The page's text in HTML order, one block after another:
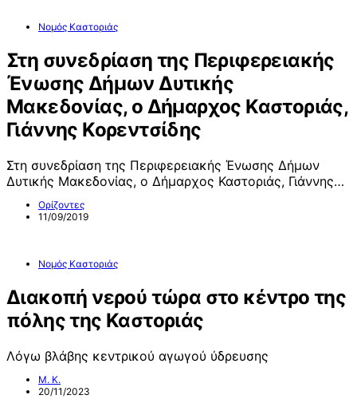
Νομός Καστοριάς
Στη συνεδρίαση της Περιφερειακής
Ένωσης Δήμων Δυτικής
Μακεδονίας, ο Δήμαρχος Καστοριάς,
Γιάννης Κορεντσίδης
Στη συνεδρίαση της Περιφερειακής Ένωσης Δήμων
Δυτικής Μακεδονίας, ο Δήμαρχος Καστοριάς, Γιάννης…
Ορίζοντες
11/09/2019
Νομός Καστοριάς
Διακοπή νερού τώρα στο κέντρο της
πόλης της Καστοριάς
Λόγω βλάβης κεντρικού αγωγού ύδρευσης
Μ. Κ.
20/11/2023